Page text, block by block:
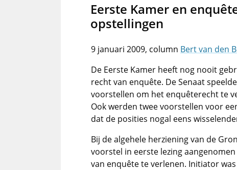
Eerste Kamer en
opstellingen
9 januari 2009
Bert van den
De Eerste Kamer heeft nog nooit
recht van enquête. De Senaat
voorstellen om het enquêterecht te
Ook werden twee voorstellen voor
dat de posities nogal eens
Bij de algehele herziening van de
voorstel in eerste lezing
van enquête te verlenen. Initiator